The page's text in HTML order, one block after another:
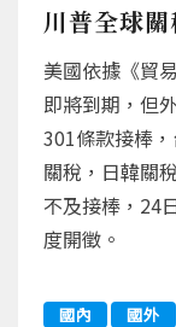
川普全球
美國依據《貿
即將到期，但
301條款接棒
關稅，日韓關
不及接棒，24
度開徵。
國內 國外